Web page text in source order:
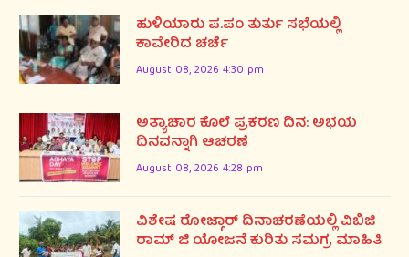
ಹುಳಿಯಾರು ಪ.ಪಂ ತುರ್ತು ಸಭೆಯಲ್ಲಿ
ಕಾವೇರಿದ ಚರ್ಚೆ
August 08, 2026 4:30 pm
ಅತ್ಯಾಚಾರ ಕೊಲೆ ಪ್ರಕರಣ ದಿನ: ಅಭಯ
ದಿನವನ್ನಾಗಿ ಆಚರಣೆ
August 08, 2026 4:28 pm
ವಿಶೇಷ ರೋಜ್ಗಾರ್ ದಿನಾಚರಣೆಯಲ್ಲಿ ವಿಬಿಜಿ
ರಾಮ್ ಜಿ ಯೋಜನೆ ಕುರಿತು ಸಮಗ್ರ ಮಾಹಿತಿ